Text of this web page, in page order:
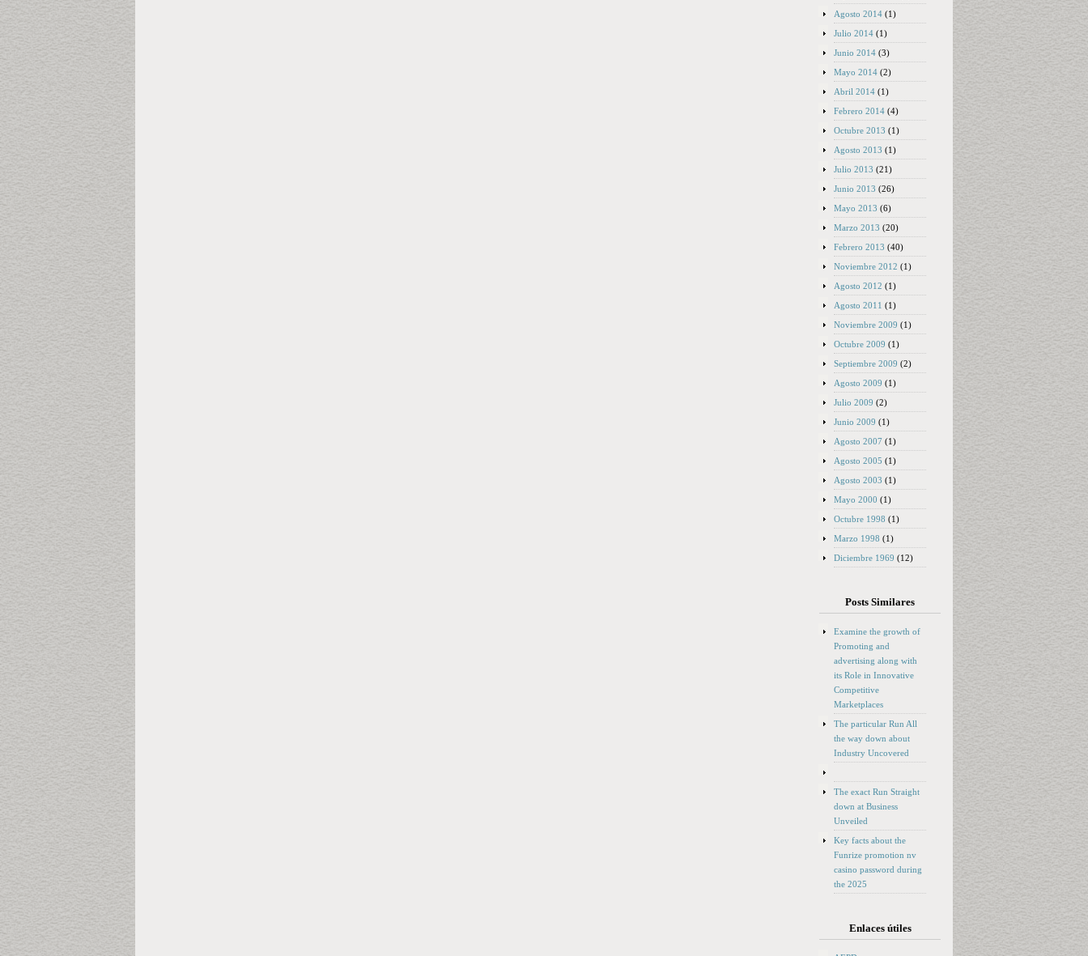
Agosto 2014 (1)
Julio 2014 (1)
Junio 2014 (3)
Mayo 2014 (2)
Abril 2014 (1)
Febrero 2014 (4)
Octubre 2013 (1)
Agosto 2013 (1)
Julio 2013 (21)
Junio 2013 (26)
Mayo 2013 (6)
Marzo 2013 (20)
Febrero 2013 (40)
Noviembre 2012 (1)
Agosto 2012 (1)
Agosto 2011 (1)
Noviembre 2009 (1)
Octubre 2009 (1)
Septiembre 2009 (2)
Agosto 2009 (1)
Julio 2009 (2)
Junio 2009 (1)
Agosto 2007 (1)
Agosto 2005 (1)
Agosto 2003 (1)
Mayo 2000 (1)
Octubre 1998 (1)
Marzo 1998 (1)
Diciembre 1969 (12)
Posts Similares
Examine the growth of
Promoting and
advertising along with
its Role in Innovative
Competitive
Marketplaces
The particular Run All
the way down about
Industry Uncovered
The exact Run Straight
down at Business
Unveiled
Key facts about the
Funrize promotion nv
casino password during
the 2025
Enlaces útiles